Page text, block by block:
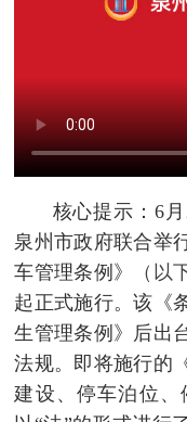
核心提示：6
泉州市政府联合举
车管理条例》
（以
起正式施行。该《
生管理条例》后出
法规。即将施行的
建设、停车泊位、